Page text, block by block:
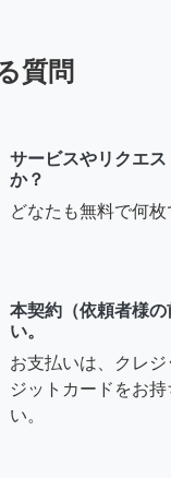
質問
サービスやリクエ
か？
どなたも無料で何
本契約（依頼者様
い。
お支払いは、クレ
ジットカードをお
い。